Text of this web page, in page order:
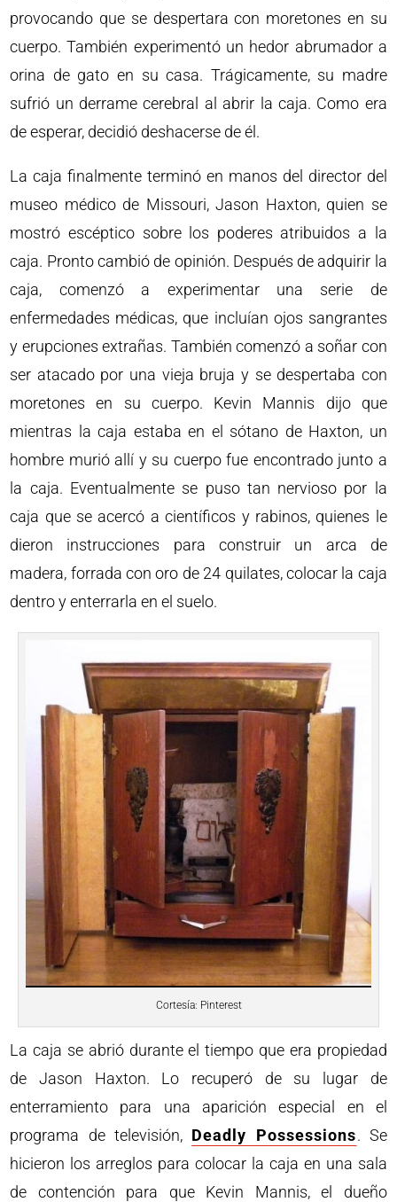
provocando que se despertara con moretones en su
cuerpo. También experimentó un hedor abrumador a
orina de gato en su casa. Trágicamente, su madre
sufrió un derrame cerebral al abrir la caja. Como era
de esperar, decidió deshacerse de él.
La caja finalmente terminó en manos del director del
museo médico de Missouri, Jason Haxton, quien se
mostró escéptico sobre los poderes atribuidos a la
caja. Pronto cambió de opinión. Después de adquirir la
caja, comenzó a experimentar una serie de
enfermedades médicas, que incluían ojos sangrantes
y erupciones extrañas. También comenzó a soñar con
ser atacado por una vieja bruja y se despertaba con
moretones en su cuerpo. Kevin Mannis dijo que
mientras la caja estaba en el sótano de Haxton, un
hombre murió allí y su cuerpo fue encontrado junto a
la caja. Eventualmente se puso tan nervioso por la
caja que se acercó a científicos y rabinos, quienes le
dieron instrucciones para construir un arca de
madera, forrada con oro de 24 quilates, colocar la caja
dentro y enterrarla en el suelo.
Cortesía: Pinterest
La caja se abrió durante el tiempo que era propiedad
de Jason Haxton. Lo recuperó de su lugar de
enterramiento para una aparición especial en el
programa de televisión, Deadly Possessions. Se
hicieron los arreglos para colocar la caja en una sala
de contención para que Kevin Mannis, el dueño